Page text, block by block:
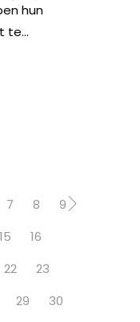
hun
te...
7 8
9
15
16
22
23
29
30